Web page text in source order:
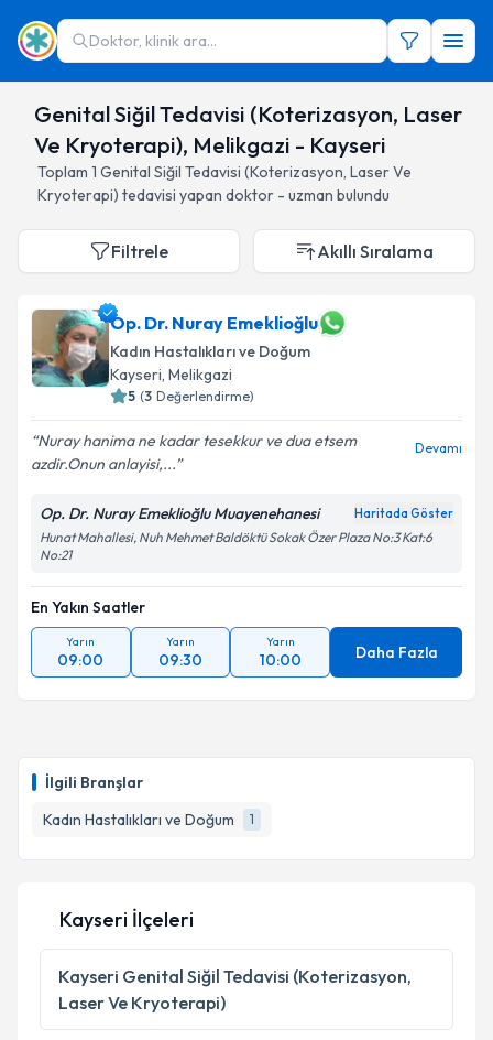
Doktor, klinik ara...
Genital Siğil Tedavisi (Koterizasyon, Laser
Ve Kryoterapi), Melikgazi - Kayseri
Toplam 1 Genital Siğil Tedavisi (Koterizasyon, Laser Ve
Kryoterapi) tedavisi yapan doktor - uzman bulundu
İlgili Branşlar
Kadın Hastalıkları ve Doğum
1
Filtrele Akıllı Sıralama
Op. Dr. Nuray Emeklioğlu
Kadın Hastalıkları ve Doğum
Kayseri, Melikgazi
5 (3 Değerlendirme)
Nuray hanima ne kadar tesekkur ve dua etsem
azdir.Onun anlayisi,...
Devamı
Op. Dr. Nuray Emeklioğlu Muayenehanesi Haritada Göster
Hunat Mahallesi, Nuh Mehmet Baldöktü Sokak Özer Plaza No:3 Kat:6
No:21
En Yakın Saatler
Yarın
09:00
Yarın
09:30
Yarın
10:00 Daha Fazla
Kayseri İlçeleri
Kayseri Genital Siğil Tedavisi (Koterizasyon,
Laser Ve Kryoterapi)